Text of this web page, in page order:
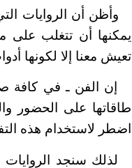
وأظن أن الروايات
يمكنها أن تتغلب على
تعيش معنا إلا لكونها
إن الفن ـ في كافة
طاقاتها على الحضور
اضطر لاستخدام هذه
لذلك سنجد الروايات